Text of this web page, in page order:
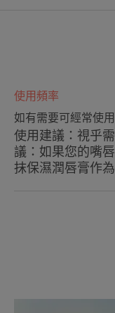
為敏感雙
優勢
使用頻率
如有需要可經常使用
使用建議：視乎
議：如果您的嘴
抹保濕潤唇膏作為